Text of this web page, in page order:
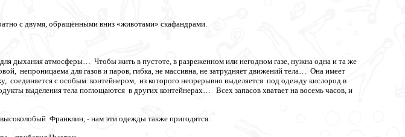
с двумя, обращёнными вниз «животами» скафандрами.
дыхания атмосферы… Чтобы жить в пустоте, в разреженном или негодном газе, нужна одна и та же
непроницаема для газов и паров, гибка, не массивна, не затрудняет движений тела… Она имеет
соединяется с особым контейнером, из которого непрерывно выделяется под одежду кислород в
выделения тела поглощаются в других контейнерах… Всех запасов хватает на восемь часов, и
Франклин, - нам эти одежды также пригодятся.